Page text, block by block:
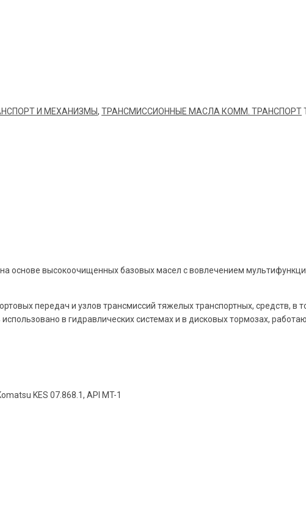
И МЕХАНИЗМЫ, ТРАНСМИССИОННЫЕ МАСЛА КОММ. ТРАНСПОРТ
высокоочищенных базовых масел с вовлечением
передач и узлов трансмиссий тяжелых транспортных, средств, в
в гидравлических системах и в дисковых тормозах,
KES 07.868.1, API MT-1